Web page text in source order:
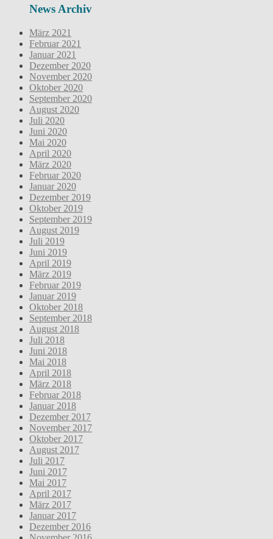
News Archiv
März 2021
Februar 2021
Januar 2021
Dezember 2020
November 2020
Oktober 2020
September 2020
August 2020
Juli 2020
Juni 2020
Mai 2020
April 2020
März 2020
Februar 2020
Januar 2020
Dezember 2019
Oktober 2019
September 2019
August 2019
Juli 2019
Juni 2019
April 2019
März 2019
Februar 2019
Januar 2019
Oktober 2018
September 2018
August 2018
Juli 2018
Juni 2018
Mai 2018
April 2018
März 2018
Februar 2018
Januar 2018
Dezember 2017
November 2017
Oktober 2017
August 2017
Juli 2017
Juni 2017
Mai 2017
April 2017
März 2017
Januar 2017
Dezember 2016